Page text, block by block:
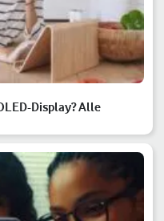
Display? Alle